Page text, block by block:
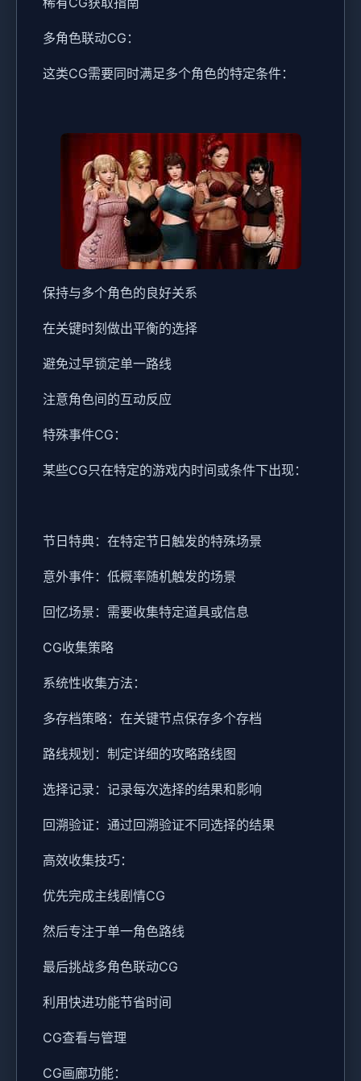
多角色联动CG：
这类CG需要同时满足多个角色的特定条件：
保持与多个角色的良好关系
在关键时刻做出平衡的选择
避免过早锁定单一路线
注意角色间的互动反应
特殊事件CG：
某些CG只在特定的游戏内时间或条件下出现：
节日特典：在特定节日触发的特殊场景
意外事件：低概率随机触发的场景
回忆场景：需要收集特定道具或信息
CG收集策略
系统性收集方法：
多存档策略：在关键节点保存多个存档
路线规划：制定详细的攻略路线图
选择记录：记录每次选择的结果和影响
回溯验证：通过回溯验证不同选择的结果
高效收集技巧：
优先完成主线剧情CG
然后专注于单一角色路线
最后挑战多角色联动CG
利用快进功能节省时间
CG查看与管理
CG画廊功能：